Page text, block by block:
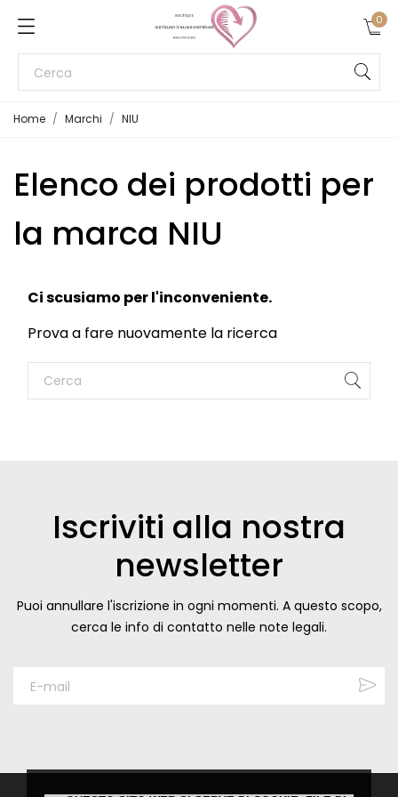
0
Home Marchi NIU
Elenco dei prodotti per
la marca NIU
Ci scusiamo per l'inconveniente.
Prova a fare nuovamente la ricerca
Iscriviti alla nostra
newsletter
Puoi annullare l'iscrizione in ogni momenti. A questo scopo,
cerca le info di contatto nelle note legali.